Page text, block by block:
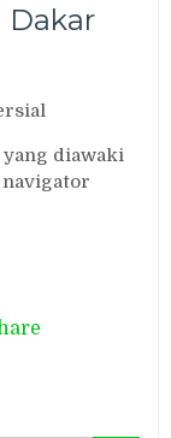
Dakar
diawaki
navigator